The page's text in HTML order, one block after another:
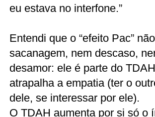
eu estava no interfone.”
Entendi que o “efeito Pac”
sacanagem, nem descaso,
desamor: ele é parte do
atrapalha a empatia (ter o
dele, se interessar por ele).
O TDAH aumenta por si só o